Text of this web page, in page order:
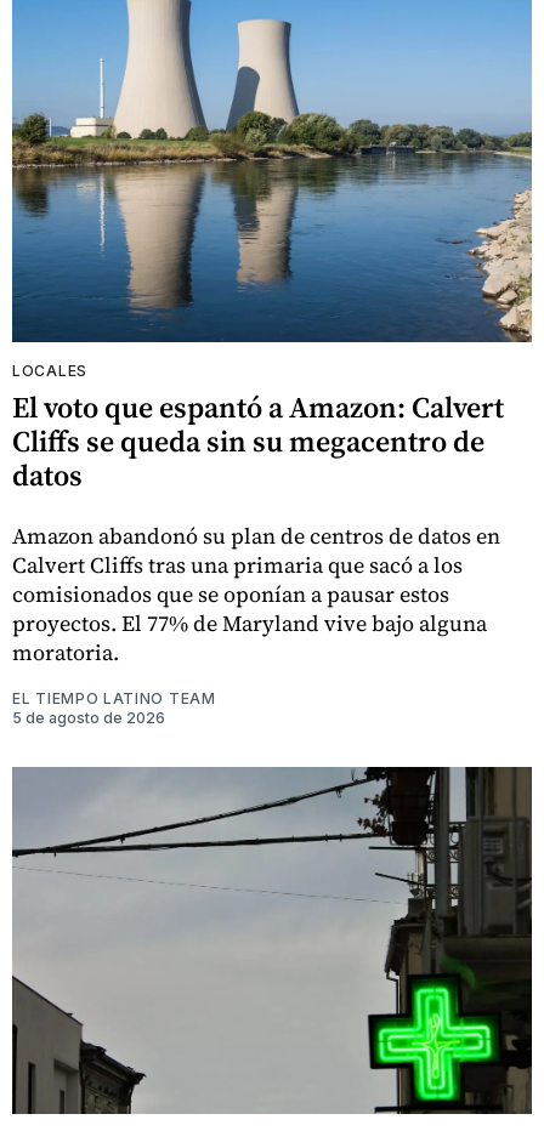
LOCALES
El voto que espantó a Amazon: Calvert
Cliffs se queda sin su megacentro de
datos
Amazon abandonó su plan de centros de datos en
Calvert Cliffs tras una primaria que sacó a los
comisionados que se oponían a pausar estos
proyectos. El 77% de Maryland vive bajo alguna
moratoria.
EL TIEMPO LATINO TEAM
5 de agosto de 2026